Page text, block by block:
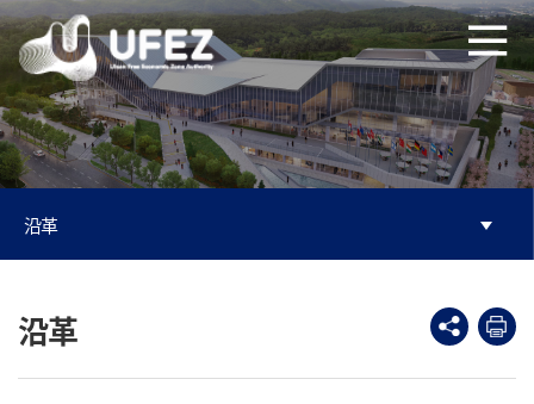
본문으로 바로가기
주메뉴 바로가기
沿革
沿革